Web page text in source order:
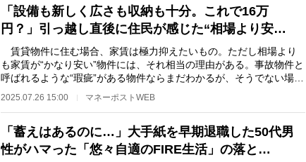
「設備も新しく広さも収納も十分。これで16万
円？」引っ越し直後に住民が感じた“相場より安…
賃貸物件に住む場合、家賃は極力抑えたいもの。ただし相場より
も家賃が“かなり安い”物件には、それ相当の理由がある。事故物件と
呼ばれるような“瑕疵”がある物件ならまだわかるが、そうでない場合
2025.07.26 15:00 マネーポストWEB
「蓄えはあるのに…」大手紙を早期退職した50代男
性がハマった「悠々自適のFIRE生活」の落と…